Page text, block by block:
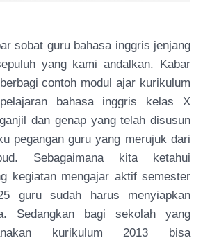
sobat guru bahasa inggris jenjang
yang kami andalkan. Kabar
contoh modul ajar kurikulum
bahasa inggris kelas X
dan genap yang telah disusun
pegangan guru yang merujuk dari
Sebagaimana kita ketahui
kegiatan mengajar aktif semester
guru sudah harus menyiapkan
Sedangkan bagi sekolah yang
kurikulum 2013 bisa